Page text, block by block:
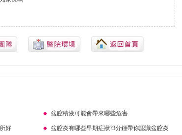
盆腔積液可能會帶來哪些危害
好 盆腔炎有哪些早期症狀?3分鍾帶你認識盆腔炎